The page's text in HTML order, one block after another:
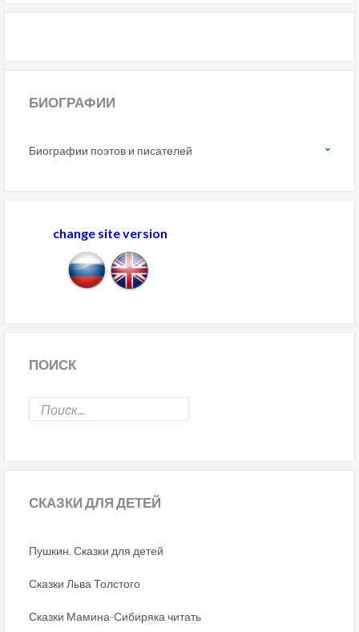
БИОГРАФИИ
Биографии поэтов и писателей
change site version
ПОИСК
СКАЗКИДЛЯ ДЕТЕЙ
Пушкин. Сказки для детей
Сказки Льва Толстого
Сказки Мамина-Сибиряка читать